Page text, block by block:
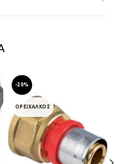
-20%
ΟΡΕΙΧΑΛΚΟΣ